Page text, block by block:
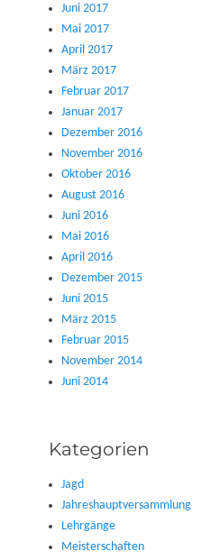
Juni 2017
Mai 2017
April 2017
März 2017
Februar 2017
Januar 2017
Dezember 2016
November 2016
Oktober 2016
August 2016
Juni 2016
Mai 2016
April 2016
Dezember 2015
Juni 2015
März 2015
Februar 2015
November 2014
Juni 2014
Kategorien
Jagd
Jahreshauptversammlung
Lehrgänge
Meisterschaften